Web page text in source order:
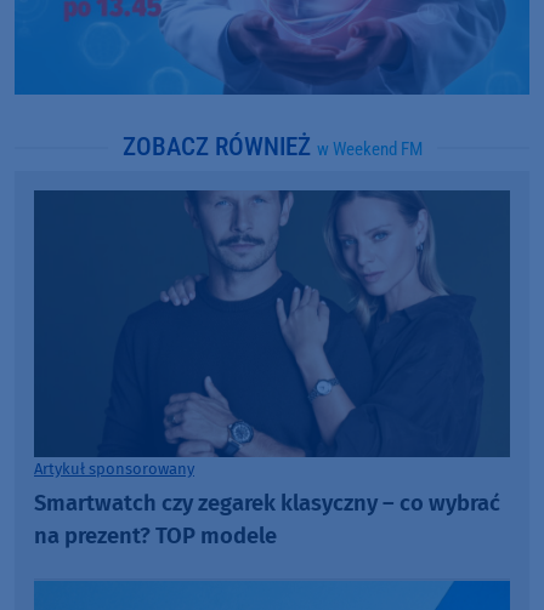
ZOBACZ RÓWNIEŻ w Weekend FM
Artykuł sponsorowany
Smartwatch czy zegarek klasyczny – co wybrać
na prezent? TOP modele